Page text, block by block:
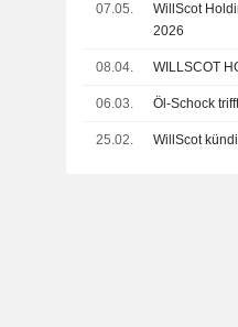
07.05.
WillScot
2026
08.04.
06.03. Öl-Schock
25.02. WillScot